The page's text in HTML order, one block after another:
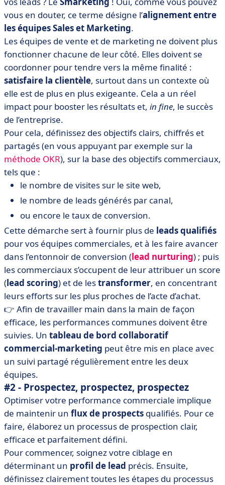
vous en douter, ce terme désigne l’alignement entre
les équipes Sales et Marketing.
Les équipes de vente et de marketing ne doivent plus
fonctionner chacune de leur côté. Elles doivent se
coordonner pour tendre vers la même finalité :
satisfaire la clientèle, surtout dans un contexte où
elle est de plus en plus exigeante. Cela a un réel
impact pour booster les résultats et, in fine, le succès
de l’entreprise.
Pour cela, définissez des objectifs clairs, chiffrés et
partagés (en vous appuyant par exemple sur la
méthode OKR), sur la base des objectifs commerciaux,
tels que :
le nombre de visites sur le site web,
le nombre de leads générés par canal,
ou encore le taux de conversion.
Cette démarche sert à fournir plus de leads qualifiés
pour vos équipes commerciales, et à les faire avancer
dans l’entonnoir de conversion (lead nurturing) ; puis
les commerciaux s’occupent de leur attribuer un score
(lead scoring) et de lestransformer, en concentrant
leurs efforts sur les plus proches de l’acte d’achat.
👉 Afin de travailler main dans la main de façon
efficace, les performances communes doivent être
suivies. Un tableau de bord collaboratif
commercial-marketing peut être mis en place avec
un suivi partagé régulièrement entre les deux
équipes.
#2 - Prospectez, prospectez, prospectez
Optimiser votre performance commerciale implique
de maintenir un flux de prospects qualifiés. Pour ce
faire, élaborez un processus de prospection clair,
efficace et parfaitement défini.
Pour commencer, soignez votre ciblage en
déterminant un profil de lead précis. Ensuite,
définissez clairement toutes les étapes du processus